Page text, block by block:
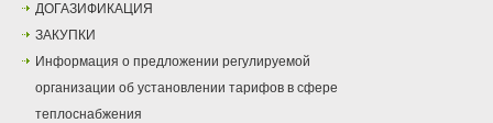
ДОГАЗИФИКАЦИЯ
ЗАКУПКИ
Информация о предложении регулируемой
организации об установлении тарифов в сфере
теплоснабжения